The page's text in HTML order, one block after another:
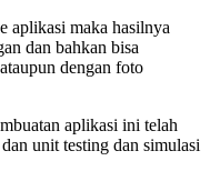
aplikasi maka hasilnya
dan bahkan bisa
dengan foto
aplikasi ini telah
unit testing dan simulasi